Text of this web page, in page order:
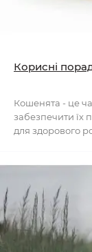
Корисні
Кошенята - це
забезпечити
для здорового